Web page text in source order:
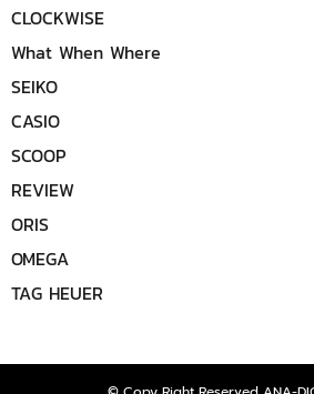
CLOCKWISE
What When Where
SEIKO
CASIO
SCOOP
REVIEW
ORIS
OMEGA
TAG HEUER